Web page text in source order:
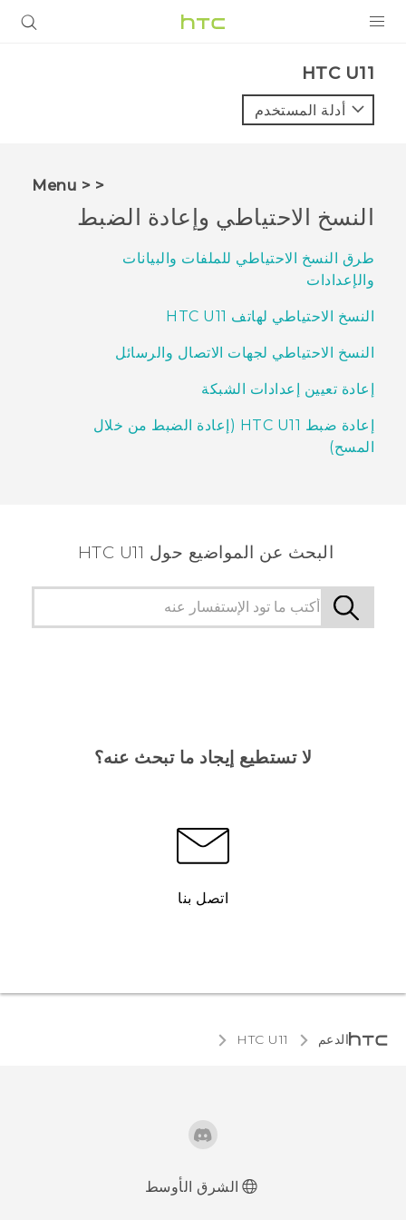
VIVE
VIVERSE
البرامج + التطبيقات
الدعم
أجهزة HTC والملحقات
HTC U11‎
أدلة المستخدم
< < Menu
النسخ الاحتياطي وإعادة الضبط
طرق النسخ الاحتياطي للملفات والبيانات
والإعدادات
النسخ الاحتياطي لهاتف HTC U11
النسخ الاحتياطي لجهات الاتصال والرسائل
إعادة تعيين إعدادات الشبكة
إعادة ضبط HTC U11 (إعادة الضبط من خلال
المسح)
البحث عن المواضيع حول HTC U11
لا تستطيع إيجاد ما تبحث عنه؟
اتصل بنا
الدعم HTC U11‎
الشرق الأوسط